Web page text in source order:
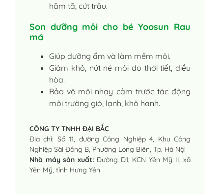
hăm tã, cứt trâu.
Son dưỡng môi cho bé Yoosun Rau
má
Giúp dưỡng ẩm và làm mềm môi.
Giảm khô, nứt nẻ môi do thời tiết, điều
hòa.
Bảo vệ môi nhạy cảm trước tác động
môi trường gió, lạnh, khô hanh.
CÔNG TY TNHH ĐẠI BẮC
Địa chỉ: Số 11, đường Công Nghiệp 4, Khu Công
Nghiệp Sài Đồng B, Phường Long Biên, Tp. Hà Nội
Nhà máy sản xuất: Đường D1, KCN Yên Mỹ II, xã
Yên Mỹ, tỉnh Hưng Yên